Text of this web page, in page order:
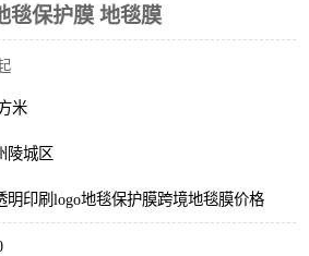
毯保护膜 地毯膜
米
陵城区
明印刷logo地毯保护膜跨境地毯膜价格